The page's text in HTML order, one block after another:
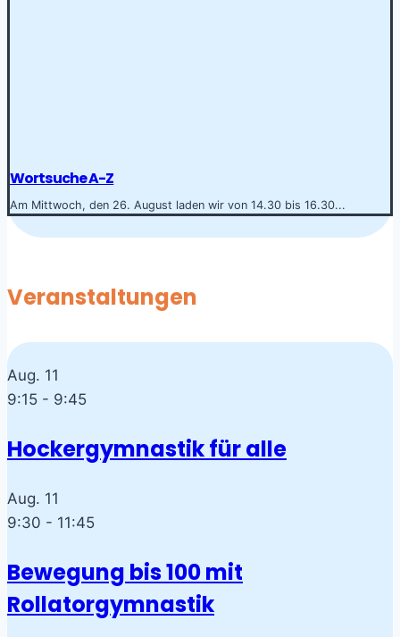
Wortsuche A-Z
Am Mittwoch, den 26. August laden wir von 14.30 bis 16.30...
Veranstaltungen
Aug. 11
9:15 - 9:45
Hockergymnastik für alle
Aug. 11
9:30 - 11:45
Bewegung bis 100 mit
Rollatorgymnastik